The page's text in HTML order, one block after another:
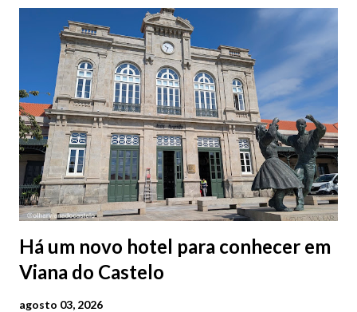
Há um novo hotel para conhecer em
Viana do Castelo
agosto 03, 2026